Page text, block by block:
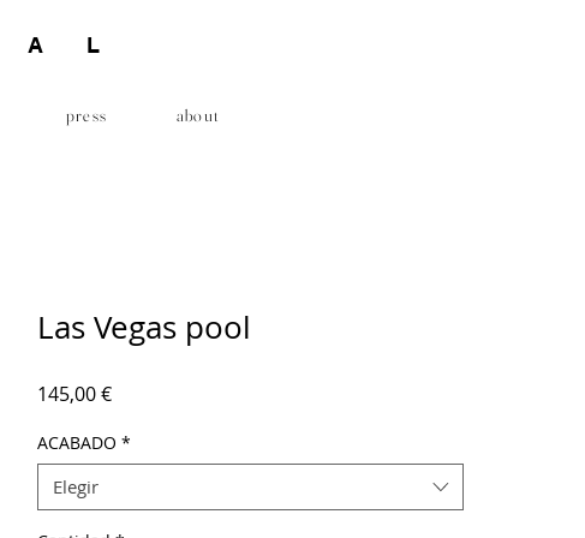
press about
Las Vegas pool
145,00 €Precio
ACABADO *
Elegir